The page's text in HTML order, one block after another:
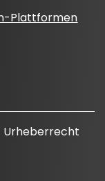
Plattformen
Urheberrecht